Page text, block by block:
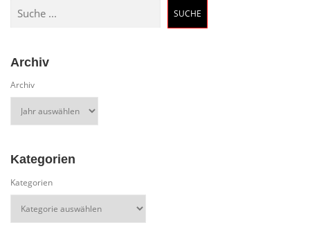
SUCHE
Archiv
Archiv
Kategorien
Kategorien